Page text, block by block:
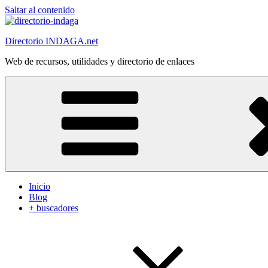
Saltar al contenido
Directorio INDAGA.net
Web de recursos, utilidades y directorio de enlaces
Inicio
Blog
+ buscadores